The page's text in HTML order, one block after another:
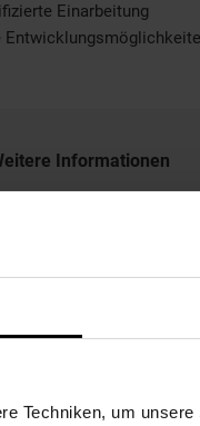
Techniken, um
Einarbeitung
Informationen